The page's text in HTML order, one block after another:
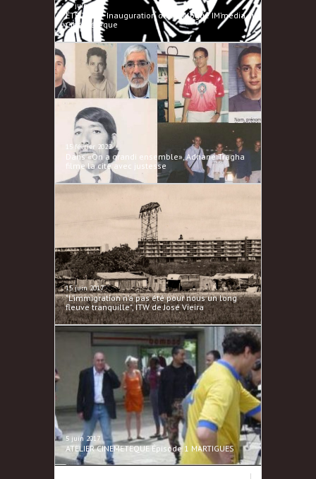
25 juin 2023
ÉTÉ 2023 - Inauguration du catalogue IM’média sur
Cinémétèque
15 février 2022
Dans «On a grandi ensemble», Adnane Tragha
filme la cité avec justesse
15 juin 2017
"L’immigration n’a pas été pour nous un long
fleuve tranquille", ITW de José Vieira
5 juin 2017
ATELIER CINEMETEQUE Épisode 1 MARTIGUES